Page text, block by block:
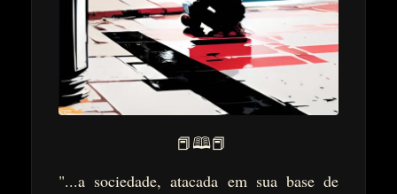
📕🕮📕
"...a sociedade, atacada em sua base de